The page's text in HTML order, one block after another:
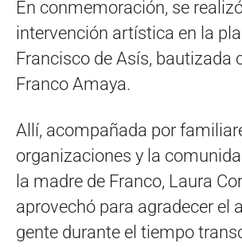
En conmemoración, se
intervención artística en la
Francisco de Asís, bautizada
Franco Amaya.
Allí, acompañada por
organizaciones y la
la madre de Franco, Laura
aprovechó para agradecer el
gente durante el tiempo